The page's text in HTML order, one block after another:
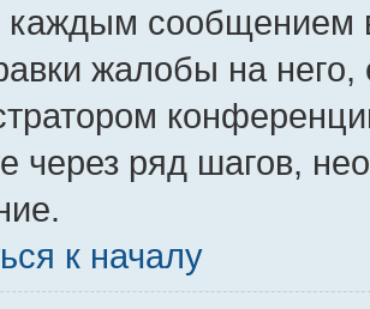
сообщением
жалобы на
через ряд шагов,
к началу